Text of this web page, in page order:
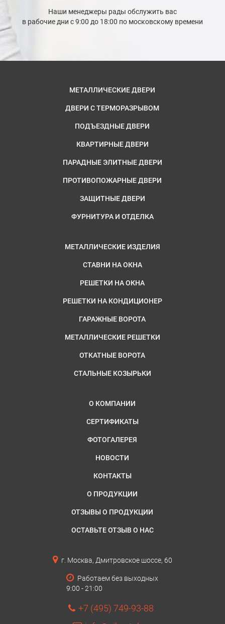
Наши менеджеры рады обслужить вас
в рабочие дни с 9:00 до 18:00 по московскому времени
МЕТАЛЛИЧЕСКИЕ ДВЕРИ
ДВЕРИ С ТЕРМОРАЗРЫВОМ
ПОДЪЕЗДНЫЕ ДВЕРИ
КВАРТИРНЫЕ ДВЕРИ
ПАРАДНЫЕ ЭЛИТНЫЕ ДВЕРИ
ПРОТИВОПОЖАРНЫЕ ДВЕРИ
ЗАЩИТНЫЕ ДВЕРИ
ФУРНИТУРА И ОТДЕЛКА
МЕТАЛЛИЧЕСКИЕ ИЗДЕЛИЯ
СТАВНИ НА ОКНА
РЕШЕТКИ НА ОКНА
РЕШЕТКИ НА КОНДИЦИОНЕР
ГАРАЖНЫЕ ВОРОТА
МЕТАЛЛИЧЕСКИЕ РЕШЕТКИ
ОТКАТНЫЕ ВОРОТА
СТАЛЬНЫЕ КОЗЫРЬКИ
О КОМПАНИИ
СЕРТИФИКАТЫ
ФОТОГАЛЕРЕЯ
НОВОСТИ
КОНТАКТЫ
О ПРОДУКЦИИ
ОТЗЫВЫ О ПРОДУКЦИИ
ОСТАВЬТЕ ОТЗЫВ О НАС
г. Москва, Дмитровское шоссе, 60
Работаем без выходных
9:00 - 21:00
+7 (495) 749-93-88